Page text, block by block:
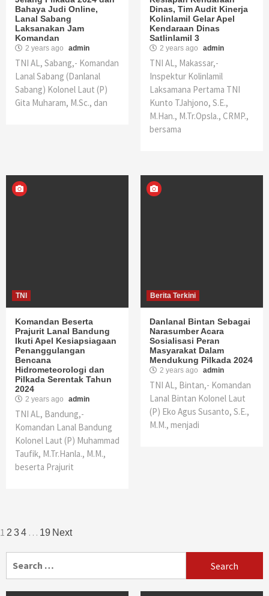
Bahaya Judi Online,
Lanal Sabang
Laksanakan Jam
Komandan
2 years ago admin
TNI AL, Sabang,- Komandan
Lanal Sabang (Danlanal
Sabang) Kolonel Laut (P)
Gita Muharam, M.Sc., dan
Dinas, Tim Audit Kinerja
Kolinlamil Gelar Apel
Kendaraan Dinas
Satlinlamil 3
2 years ago admin
TNI AL, Makassar,-
Inspektur Kolinlamil
Laksamana Pertama TNI
Kunto TJahjono, S.E.,
M.Han., M.Tr.Opsla., CRMP.,
bersama
TNI
Komandan Beserta
Prajurit Lanal Bandung
Ikuti Apel Kesiapsiagaan
Penanggulangan
Bencana
Hidrometeorologi dan
Pilkada Serentak Tahun
2024
2 years ago admin
TNI AL, Bandung,-
Komandan Lanal Bandung
Kolonel Laut (P) Muhammad
Taufik, M.Tr.Hanla., M.M.,
beserta Prajurit
Berita Terkini
Danlanal Bintan Sebagai
Narasumber Acara
Sosialisasi Peran
Masyarakat Dalam
Mendukung Pilkada 2024
2 years ago admin
TNI AL, Bintan,- Komandan
Lanal Bintan Kolonel Laut
(P) Eko Agus Susanto, S.E.,
M.M., menjadi
Posts
navigation
1 2 34 … 19 Next